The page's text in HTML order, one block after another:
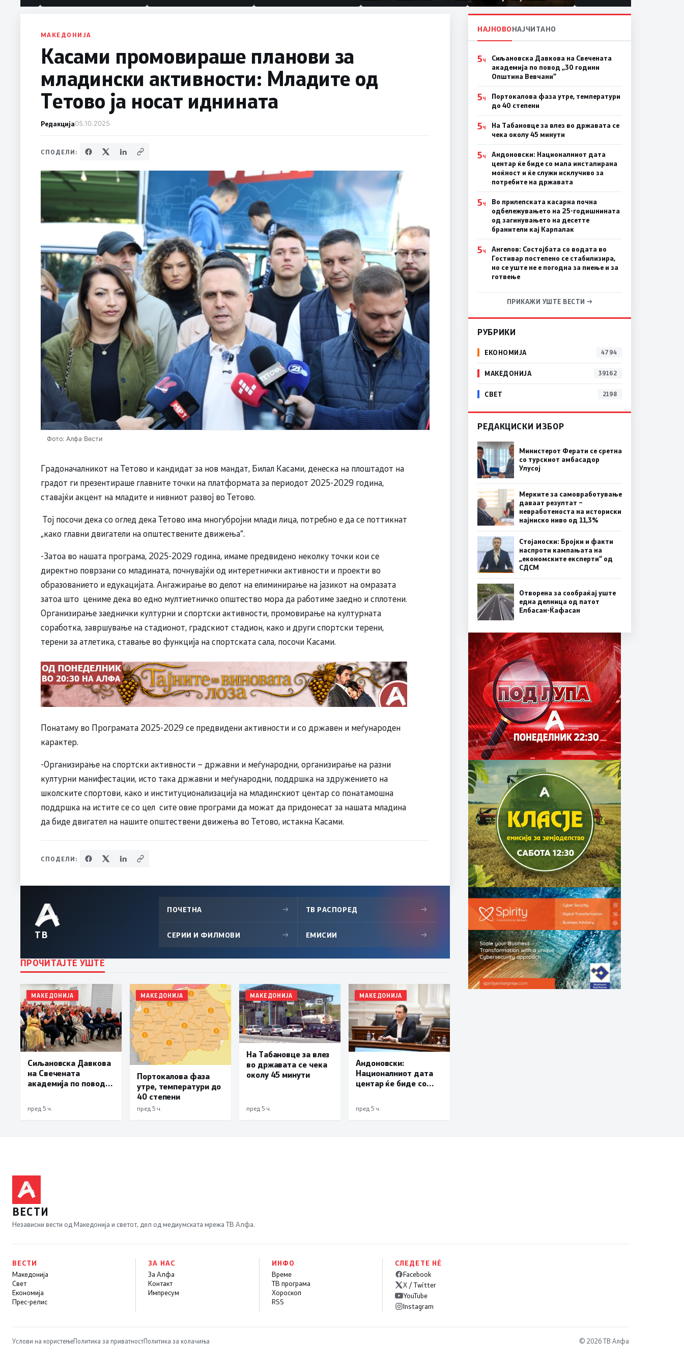
половина тунел во слепа
првачиња помалку
МАКЕДОНИЈА
Касами промовираше планови за
младински активности: Младите од
Тетово ја носат иднината
Редакција05.10.2025
СПОДЕЛИ:
Фото: Алфа Вести
Градоначалникот на Тетово и кандидат за нов мандат, Билал Касами, денеска на плоштадот на
градот ги презентираше главните точки на платформата за периодот 2025-2029 година,
ставајќи акцент на младите и нивниот развој во Тетово.
Тој посочи дека со оглед дека Тетово има многубројни млади лица, потребно е да се поттикнат
„како главни двигатели на општествените движења“.
-Затоа во нашата програма, 2025-2029 година, имаме предвидено неколку точки кои се
директно поврзани со младината, почнувајќи од интеретнички активности и проекти во
образованието и едукацијата. Ангажирање во делот на елиминирање на јазикот на омразата
затоа што цениме дека во едно мултиетничко општество мора да работиме заедно и сплотени.
Организирање заеднички културни и спортски активности, промовирање на културната
соработка, завршување на стадионот, градскиот стадион, како и други спортски терени,
терени за атлетика, ставање во функција на спортската сала, посочи Касами.
Понатаму во Програмата 2025-2029 се предвидени активности и со државен и меѓународен
карактер.
-Организирање на спортски активности – државни и меѓународни, организирање на разни
културни манифестации, исто така државни и меѓународни, поддршка на здружението на
школските спортови, како и институционализација на младинскиот центар со понатамошна
поддршка на истите се со цел сите овие програми да можат да придонесат за нашата младина
да биде двигател на нашите општествени движења во Тетово, истакна Касами.
СПОДЕЛИ:
ТВ
ПОЧЕТНА → ТВ РАСПОРЕД →
СЕРИИ И ФИЛМОВИ → ЕМИСИИ →
ПРОЧИТАЈТЕ УШТЕ
МАКЕДОНИЈА
Сиљановска Давкова
на Свечената
академија по повод
пред 5 ч.
МАКЕДОНИЈА
Портокалова фаза
утре, температури до
40 степени
пред 5 ч.
МАКЕДОНИЈА
На Табановце за влез
во државата се чека
околу 45 минути
пред 5 ч.
МАКЕДОНИЈА
Андоновски:
Националниот дата
центар ќе биде со
исклучиво за
пред 5 ч.
НАЈНОВОНАЈЧИТАНО
5Ч
Сиљановска Давкова на Свечената
академија по повод „30 години
Општина Вевчани“
5Ч
Портокалова фаза утре, температури
до 40 степени
5Ч
На Табановце за влез во државата се
чека околу 45 минути
5Ч
Андоновски: Националниот дата
центар ќе биде со мала инсталирана
моќност и ќе служи исклучиво за
потребите на државата
5Ч
Во прилепската касарна почна
одбележувањето на 25-годишнината
од загинувањето на десетте
бранители кај Карпалак
5Ч
Ангелов: Состојбата со водата во
Гостивар постепено се стабилизира,
но се уште не е погодна за пиење и за
готвење
ПРИКАЖИ УШТЕ ВЕСТИ →
РУБРИКИ
ЕКОНОМИЈА 4794
МАКЕДОНИЈА 39162
СВЕТ 2198
РЕДАКЦИСКИ ИЗБОР
Министерот Ферати се сретна
со турскиот амбасадор
Улусој
Мерките за самовработување
даваат резултат –
невработеноста на историски
најниско ниво од 11,3%
Стојаноски: Бројки и факти
наспроти кампањата на
„економските експерти“ од
СДСM
Отворена за сообраќај уште
една делница од патот
Елбасан-Ќафасан
ВЕСТИ
Независни вести од Македонија и светот, дел од медиумската мрежа ТВ Алфа.
ВЕСТИ
Македонија
Свет
Економија
Прес-релис
ЗА НАС
За Алфа
Контакт
Импресум
ИНФО
Време
ТВ програма
Хороскоп
RSS
СЛЕДЕТЕ НÉ
Facebook
X / Twitter
YouTube
Instagram
Услови на користењеПолитика за приватностПолитика за колачиња © 2026 ТВ Алфа